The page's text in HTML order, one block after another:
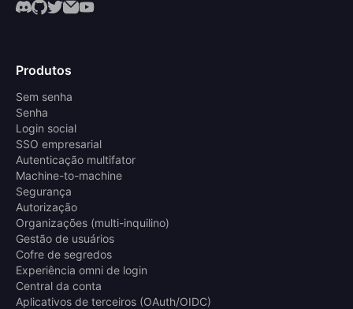
Produtos
Sem senha
Senha
Login social
SSO empresarial
Autenticação multifator
Machine-to-machine
Segurança
Autorização
Organizações (multi-inquilino)
Gestão de usuários
Cofre de segredos
Experiência omni de login
Central da conta
Aplicativos de terceiros (OAuth/OIDC)